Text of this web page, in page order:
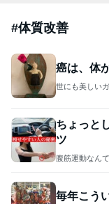
#体質改善
癌は、体
世にも美しい
ちょっと
ツ
腹筋運動なん
毎年こう